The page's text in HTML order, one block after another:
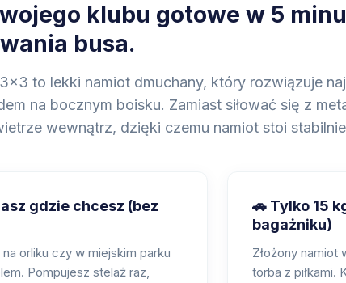
klubu gotowe w 5
busa.
to lekki namiot dmuchany, który rozwiązuje
na bocznym boisku. Zamiast siłować się z
wewnątrz, dzięki czemu namiot stoi
gdzie chcesz (bez
orliku czy w miejskim parku
Pompujesz stelaż raz,
🚗 Tylko 15
bagażniku)
Złożony namiot
torba z piłkami.